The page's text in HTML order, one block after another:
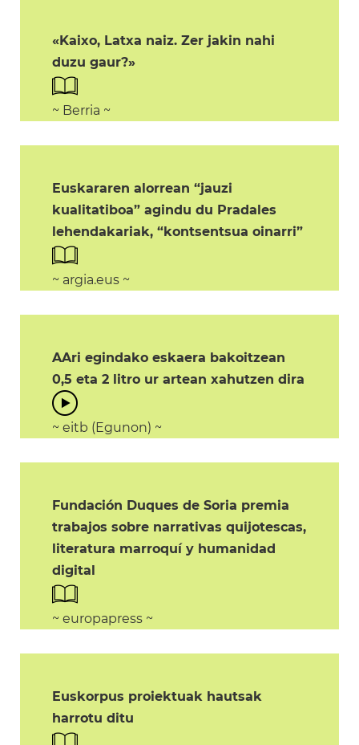
«Kaixo, Latxa naiz. Zer jakin nahi
duzu gaur?»
~ Berria ~
Euskararen alorrean “jauzi
kualitatiboa” agindu du Pradales
lehendakariak, “kontsentsua oinarri”
~ argia.eus ~
AAri egindako eskaera bakoitzean
0,5 eta 2 litro ur artean xahutzen dira
~ eitb (Egunon) ~
Fundación Duques de Soria premia
trabajos sobre narrativas quijotescas,
literatura marroquí y humanidad
digital
~ europapress ~
Euskorpus proiektuak hautsak
harrotu ditu